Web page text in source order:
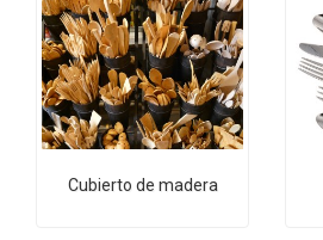
Cubierto de madera